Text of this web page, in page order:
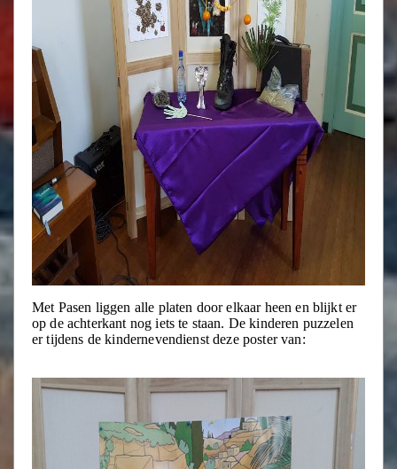
Met Pasen liggen alle platen door elkaar heen en blijkt er
op de achterkant nog iets te staan. De kinderen puzzelen
er tijdens de kindernevendienst deze poster van: